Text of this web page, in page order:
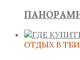
ОТДЫХ В